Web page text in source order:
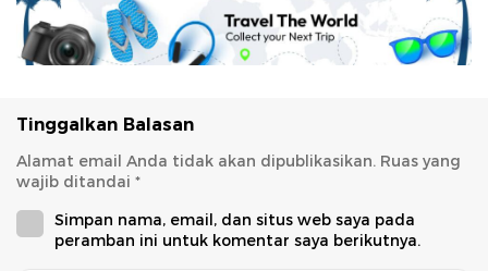
Tinggalkan Balasan
Alamat email Anda tidak akan dipublikasikan. Ruas yang
wajib ditandai *
Simpan nama, email, dan situs web saya pada
peramban ini untuk komentar saya berikutnya.